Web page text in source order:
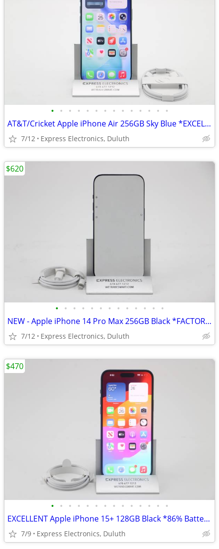
• • • • • • • • • • • • • •
AT&T/Cricket Apple iPhone Air 256GB Sky Blue *EXCELLENT* 100% Battery
7/12 Express Electronics, Duluth
• • • • • • • • • • • • •
NEW - Apple iPhone 14 Pro Max 256GB Black *FACTORY UNLOCKED* 1Yr Wrnty
7/12 Express Electronics, Duluth
$620
• • • • • • • • • • • • • •
EXCELLENT Apple iPhone 15+ 128GB Black *86% Battery* FACTORY UNLOCKED
7/9 Express Electronics, Duluth
$470